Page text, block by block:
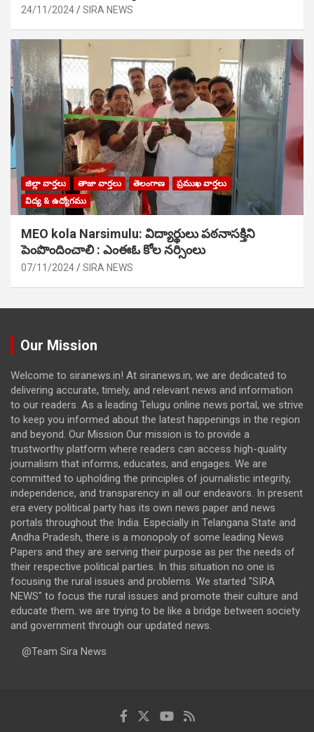
24/11/2024 SIRA NEWS
జిల్లా వార్తలు తాజా వార్తలు తెలంగాణ
ప్రముఖ వార్తలు
విద్య & ఉద్యోగము
MEO kola Narsimulu: విద్యార్థులు పఠ‌నాసక్తిని
పెంపొందించాలి : ఎంఈఓ కోల నర్సింలు
07/11/2024 SIRA NEWS
Our Mission
Welcome to siranews.in! At siranews.in, we are dedicated to
delivering accurate, timely, and relevant news and information
to our readers. As a leading Telugu online news portal, we strive
to keep you informed about the latest happenings in the region
and beyond. Our Mission Our mission is to provide a
trustworthy platform where readers can access high-quality
journalism that informs, educates, and engages. We are
committed to upholding the principles of journalistic integrity,
independence, and transparency in all our endeavors. In present
era every political party has its own news paper and news
portals throughout the India. Especially in Telangana State and
Andha Pradesh, there is a monopoly of some leading News
Papers and they are serving their purpose as per the needs of
their respective political parties. In this situation no one is
focusing the rural issues and problems. We started "SIRA
NEWS" to focus the rural issues and promote their culture and
educate them. we are trying to be like a bridge between society
and government through our updated news.
@Team Sira News